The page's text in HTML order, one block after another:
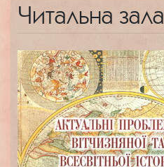
Читальна зала